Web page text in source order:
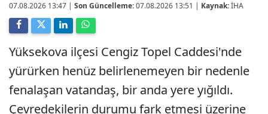
07.08.2026 13:47 | Son Güncelleme:07.08.2026 13:51 | Kaynak:İHA
Yüksekova ilçesi Cengiz Topel Caddesi'nde
yürürken henüz belirlenemeyen bir nedenle
fenalaşan vatandaş, bir anda yere yığıldı.
Çevredekilerin durumu fark etmesi üzerine